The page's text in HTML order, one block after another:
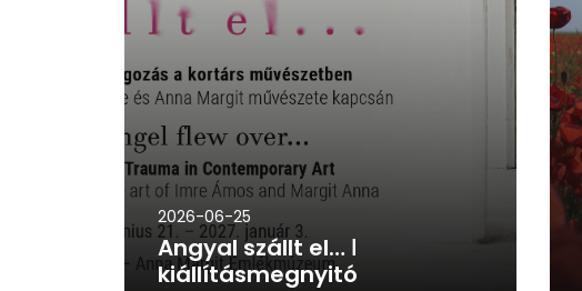
2026-06-25
Angyal szállt el… ǀ
kiállításmegnyitó